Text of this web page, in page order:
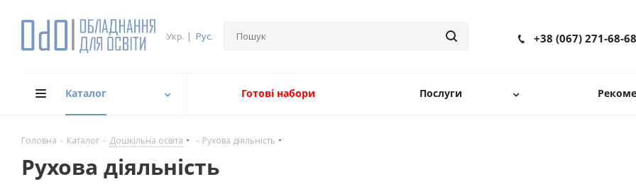
Укр. | Рус. +38 (067) 271-68-68
Каталог Готові набори Послуги
Головна - Каталог - Дошкільна освіта - Рухова діяльність
Рухова діяльність